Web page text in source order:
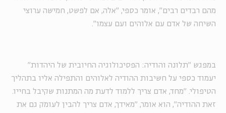
מהם רבדים רבים", אומר כספי, "אלה, אם לפשט, חמישה ערוצי
השיחה של אדם עם אלוהים ועם עצמו".
במפגש "תלונה והודיה: הפסיכולוגיה החיובית של היהדות"
יעמוד כספי על חשיבות ההודיה לאלוהים והתפילה אליו בתהליך
הטיפולי. "מחד, אדם צריך ללמוד לדעת מה המתנות שקיבל בחייו.
זאת ההודיה", הוא אומר, "מאידך, אדם צריך להבין לעומק גם את